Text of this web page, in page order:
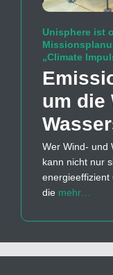
Unisphere ist
„Climate
um die
Wer Wind- und
kann nicht nur
energieeffizient
die mehr…